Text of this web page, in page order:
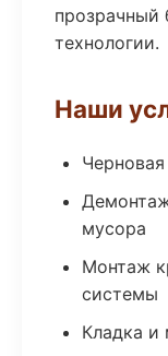
технологии.
Наши
мусора
Монтаж
системы
Кладка и